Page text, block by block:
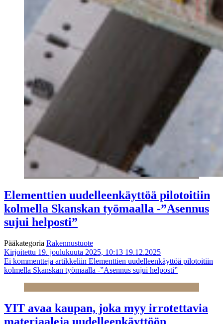
Elementtien uudelleenkäyttöä pilotoitiin
kolmella Skanskan työmaalla -”Asennus
sujui helposti”
Pääkategoria Rakennustuote
Kirjoitettu 19. joulukuuta 2025, 10:13 19.12.2025
Ei kommentteja artikkeliin Elementtien uudelleenkäyttöä pilotoitiin
kolmella Skanskan työmaalla -”Asennus sujui helposti”
YIT avaa kaupan, joka myy irrotettavia